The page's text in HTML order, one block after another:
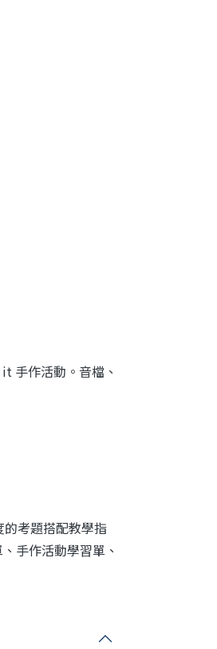
手作活動。音檔、
考題搭配教學指
手作活動學習單、